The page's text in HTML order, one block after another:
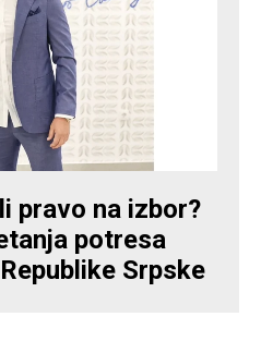
pravo na izbor?
potresa
Srpske